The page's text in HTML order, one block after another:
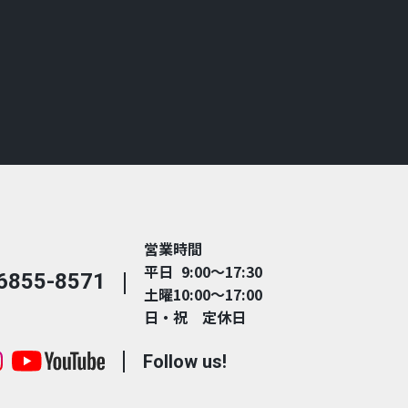
8571
営業時間
平日 9:00～17:30
土曜10:00～17:00
日・祝 定休日
Follow us!